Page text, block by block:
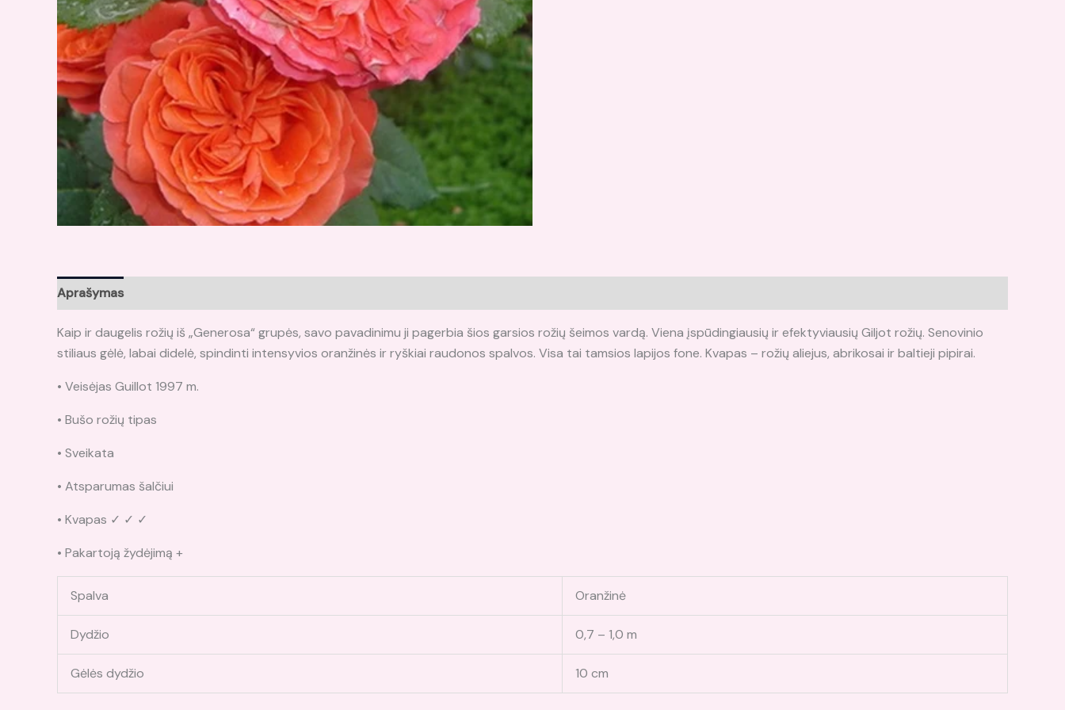
Aprašymas
Kaip ir daugelis rožių iš „Generosa“ grupės, savo pavadinimu ji pagerbia šios garsios rožių šeimos vardą. Viena įspūdingiausių ir efektyviausių Giljot rožių. Senovinio
stiliaus gėlė, labai didelė, spindinti intensyvios oranžinės ir ryškiai raudonos spalvos. Visa tai tamsios lapijos fone. Kvapas – rožių aliejus, abrikosai ir baltieji pipirai.
• Veisėjas Guillot 1997 m.
• Bušo rožių tipas
• Sveikata
• Atsparumas šalčiui
• Kvapas ✓ ✓ ✓
• Pakartoją žydėjimą +
Spalva Oranžinė
Dydžio 0,7 – 1,0 m
Gėlės dydžio 10 cm